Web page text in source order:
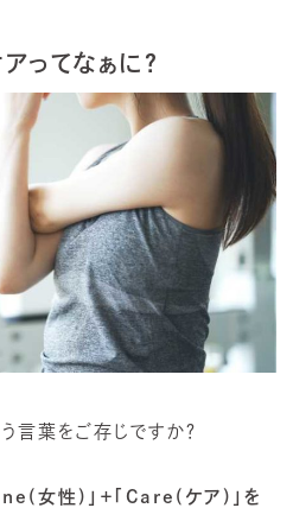
アってなぁに？
言葉をご存じですか？
女性)」＋「Care(ケア)」を